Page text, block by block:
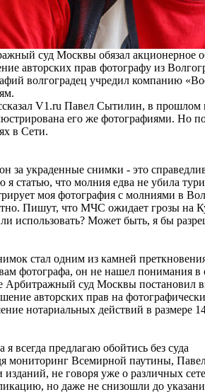
суд Москвы обязал акционерное
авторских прав фотографу из
волгоградец учредил компанию
V1.ru Павел Сытилин, в прошлом
его же фотографиями. Но
в Сети.
за украденные снимки - это
я статью, что молния едва не убила
моя фотография с молниями в
Пишут, что МЧС ожидает грозы на
использовать? Может быть, я бы
стал одним из камней
фотографа, он не нашел понимания в
Арбитражный суд Москвы постановил
авторских прав на
нотариальных действий в размере
я всегда предлагаю обойтись без суда
мониторинг Всемирной паутины,
изданий, не говоря уже о различных
но даже не снизошли до